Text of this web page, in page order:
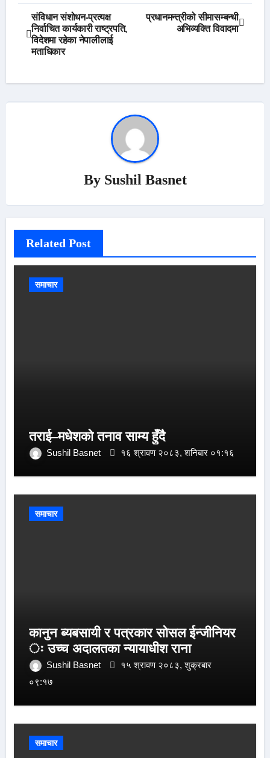
Post
navigation
संविधान संशोधन-प्रत्यक्ष
निर्वाचित कार्यकारी राष्ट्रपति,
विदेशमा रहेका नेपालीलाई
मताधिकार
प्रधानमन्त्रीको सीमासम्बन्धी
अभिव्यक्ति विवादमा
By Sushil Basnet
Related Post
समाचार
तराई–मधेशको तनाव साम्य हुँदै
Sushil Basnet १६ श्रावण २०८३, शनिबार ०१:१६
समाचार
कानुन ब्यबसायी र पत्रकार सोसल ईन्जीनियर
ः उच्च अदालतका न्यायाधीश राना
Sushil Basnet
१५ श्रावण २०८३, शुक्रबार
०९:१७
समाचार